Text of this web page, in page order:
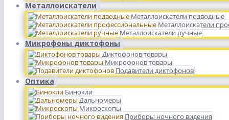
Металлоискатели
Металлоискатели подводные
Металлоискатели
Металлоискатели ручные
Микрофоны диктофоны
Диктофонов товары
Микрофонов товары
Подавители диктофонов
Оптика
Бинокли
Дальномеры
Микроскопы
Приборы ночного видения